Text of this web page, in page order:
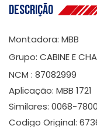
Descrição
Montadora: MBB
Grupo: CABINE E
NCM : 87082999
Aplicação: MBB 1721
Similares: 0068-
Codigo Original: